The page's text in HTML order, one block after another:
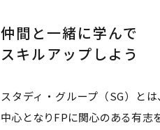
仲間と一緒に学んで
スキルアップしよう
スタディ・グループ（SG）と
中心となりFPに関心のある有志